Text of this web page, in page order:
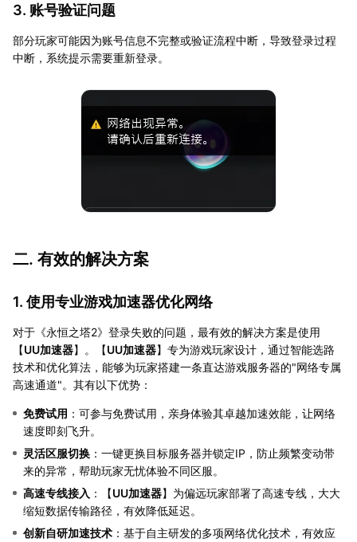
3. 账号验证问题
部分玩家可能因为账号信息不完整或验证流程中断，导致登录过程
中断，系统提示需要重新登录。
二. 有效的解决方案
1. 使用专业游戏加速器优化网络
对于《永恒之塔2》登录失败的问题，最有效的解决方案是使用
【UU加速器】。【UU加速器】专为游戏玩家设计，通过智能选路
技术和优化算法，能够为玩家搭建一条直达游戏服务器的"网络专属
高速通道"。其有以下优势：
免费试用 ：可参与免费试用，亲身体验其卓越加速效能，让网络
速度即刻飞升。
灵活区服切换 ：一键更换目标服务器并锁定IP，防止频繁变动带
来的异常，帮助玩家无忧体验不同区服。
高速专线接入 ：【UU加速器】为偏远玩家部署了高速专线，大大
缩短数据传输路径，有效降低延迟。
创新自研加速技术 ：基于自主研发的多项网络优化技术，有效应